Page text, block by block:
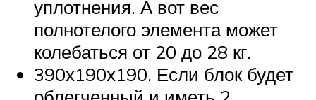
уплотнения. А вот вес
полнотелого элемента может
колебаться от 20 до 28 кг.
390х190х190. Если блок будет